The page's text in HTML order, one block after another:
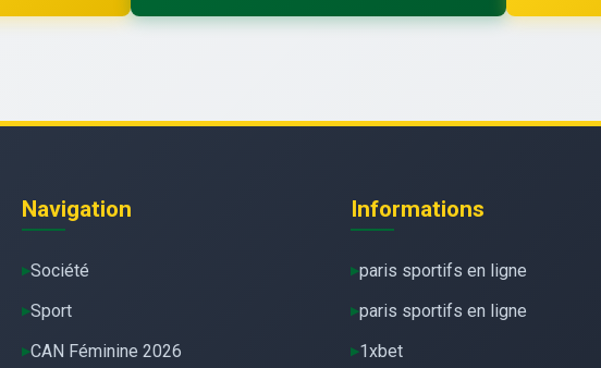
Navigation
Société
Sport
CAN Féminine 2026
Informations
paris sportifs en ligne
paris sportifs en ligne
1xbet